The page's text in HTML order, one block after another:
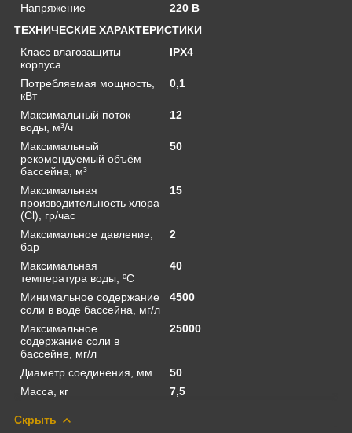
Напряжение
220 В
ТЕХНИЧЕСКИЕ ХАРАКТЕРИСТИКИ
Класс влагозащиты
корпуса
IPX4
Потребляемая мощность,
кВт
0,1
Максимальный поток
воды, м³/ч
12
Максимальный
рекомендуемый объём
бассейна, м³
50
Максимальная
производительность хлора
(Cl), гр/час
15
Максимальное давление,
бар
2
Максимальная
температура воды, ºС
40
Минимальное содержание
соли в воде бассейна, мг/л
4500
Максимальное
содержание соли в
бассейне, мг/л
25000
Диаметр соединения, мм
50
Масса, кг
7,5
Скрыть